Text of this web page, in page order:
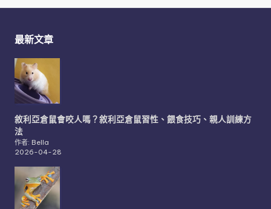
最新文章
敘利亞倉鼠會咬人嗎？敘利亞倉鼠習性、餵食技巧、親人訓練方
法
作者: Bella
2026-04-28